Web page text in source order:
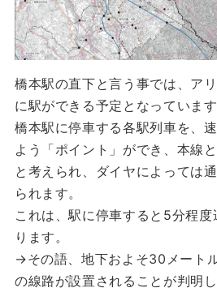
橋本駅の直下と言う事では、ア
に駅ができる予定となっています
橋本駅に停車する各駅列車を、
よう「ポイント」ができ、本線
と考えられ、ダイヤによっては
られます。
これは、駅に停車すると5分程
ります。
→その語、地下およそ30メート
の線路が設置されることが判明し